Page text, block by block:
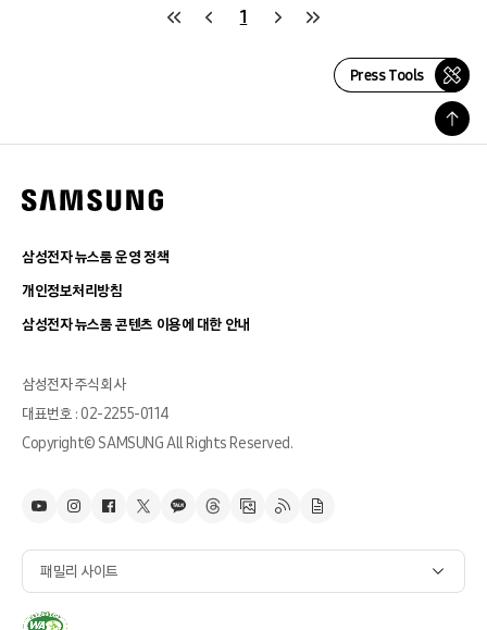
1
Press Tools
삼성전자 뉴스룸 운영 정책
개인정보처리방침
삼성전자 뉴스룸 콘텐츠 이용에 대한 안내
삼성전자 주식회사
대표번호 : 02-2255-0114
Copyright© SAMSUNG All Rights Reserved.
패밀리 사이트